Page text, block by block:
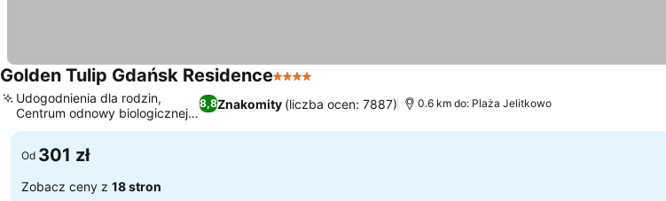
Golden Tulip Gdańsk Residence4 Kategoria
8,8Znakomity (liczba ocen: 7887)
Udogodnienia dla rodzin,
Centrum odnowy biologicznej i
spa
0.6 km do: Plaża Jelitkowo
Od 301 zł
Zobacz ceny z 18 stron